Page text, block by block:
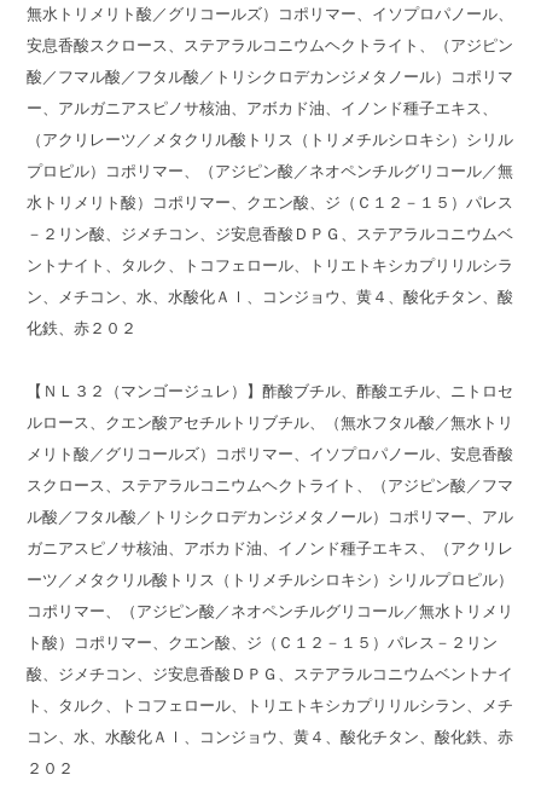
無水トリメリト酸／グリコールズ）コポリマー、イソプロパノール、
安息香酸スクロース、ステアラルコニウムヘクトライト、（アジピン
酸／フマル酸／フタル酸／トリシクロデカンジメタノール）コポリマ
ー、アルガニアスピノサ核油、アボカド油、イノンド種子エキス、
（アクリレーツ／メタクリル酸トリス（トリメチルシロキシ）シリル
プロピル）コポリマー、（アジピン酸／ネオペンチルグリコール／無
水トリメリト酸）コポリマー、クエン酸、ジ（Ｃ１２－１５）パレス
－２リン酸、ジメチコン、ジ安息香酸ＤＰＧ、ステアラルコニウムベ
ントナイト、タルク、トコフェロール、トリエトキシカプリリルシラ
ン、メチコン、水、水酸化Ａｌ、コンジョウ、黄４、酸化チタン、酸
化鉄、赤２０２
【ＮＬ３２（マンゴージュレ）】酢酸ブチル、酢酸エチル、ニトロセ
ルロース、クエン酸アセチルトリブチル、（無水フタル酸／無水トリ
メリト酸／グリコールズ）コポリマー、イソプロパノール、安息香酸
スクロース、ステアラルコニウムヘクトライト、（アジピン酸／フマ
ル酸／フタル酸／トリシクロデカンジメタノール）コポリマー、アル
ガニアスピノサ核油、アボカド油、イノンド種子エキス、（アクリレ
ーツ／メタクリル酸トリス（トリメチルシロキシ）シリルプロピル）
コポリマー、（アジピン酸／ネオペンチルグリコール／無水トリメリ
ト酸）コポリマー、クエン酸、ジ（Ｃ１２－１５）パレス－２リン
酸、ジメチコン、ジ安息香酸ＤＰＧ、ステアラルコニウムベントナイ
ト、タルク、トコフェロール、トリエトキシカプリリルシラン、メチ
コン、水、水酸化Ａｌ、コンジョウ、黄４、酸化チタン、酸化鉄、赤
２０２